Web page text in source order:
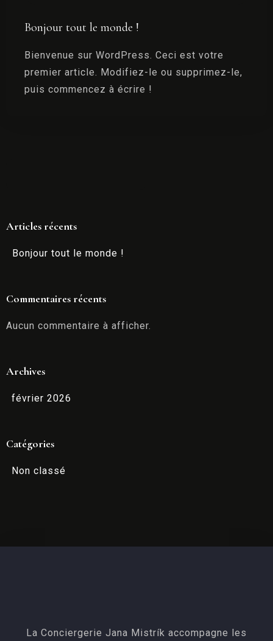
Bonjour tout le monde !
Bienvenue sur WordPress. Ceci est votre
premier article. Modifiez-le ou supprimez-le,
puis commencez à écrire !
Articles récents
Bonjour tout le monde !
Commentaires récents
Aucun commentaire à afficher.
Archives
février 2026
Catégories
Non classé
La Conciergerie Jana Mistrík accompagne les
Départ